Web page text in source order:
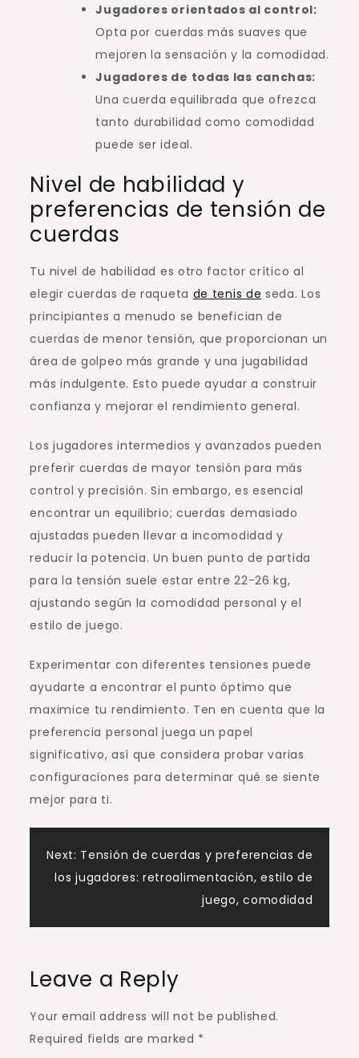
Jugadores orientados al control:
Opta por cuerdas más suaves que
mejoren la sensación y la comodidad.
Jugadores de todas las canchas:
Una cuerda equilibrada que ofrezca
tanto durabilidad como comodidad
puede ser ideal.
Nivel de habilidad y
preferencias de tensión de
cuerdas
Tu nivel de habilidad es otro factor crítico al
elegir cuerdas de raqueta de tenis de seda. Los
principiantes a menudo se benefician de
cuerdas de menor tensión, que proporcionan un
área de golpeo más grande y una jugabilidad
más indulgente. Esto puede ayudar a construir
confianza y mejorar el rendimiento general.
Los jugadores intermedios y avanzados pueden
preferir cuerdas de mayor tensión para más
control y precisión. Sin embargo, es esencial
encontrar un equilibrio; cuerdas demasiado
ajustadas pueden llevar a incomodidad y
reducir la potencia. Un buen punto de partida
para la tensión suele estar entre 22-26 kg,
ajustando según la comodidad personal y el
estilo de juego.
Experimentar con diferentes tensiones puede
ayudarte a encontrar el punto óptimo que
maximice tu rendimiento. Ten en cuenta que la
preferencia personal juega un papel
significativo, así que considera probar varias
configuraciones para determinar qué se siente
mejor para ti.
Post
navigation
Next: Tensión de cuerdas y preferencias de
los jugadores: retroalimentación, estilo de
juego, comodidad
Leave a Reply
Your email address will not be published.
Required fields are marked *